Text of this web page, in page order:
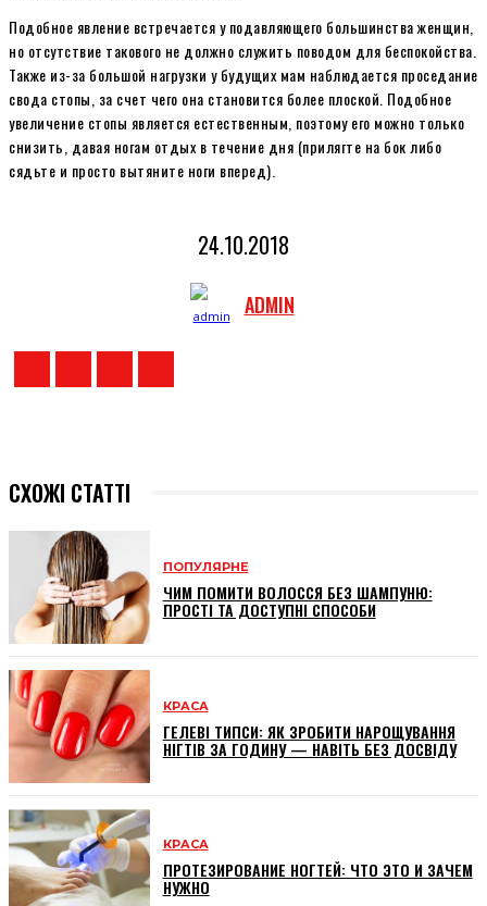
Подобное явление встречается у подавляющего большинства женщин,
но отсутствие такового не должно служить поводом для беспокойства.
Также из-за большой нагрузки у будущих мам наблюдается проседание
свода стопы, за счет чего она становится более плоской. Подобное
увеличение стопы является естественным, поэтому его можно только
снизить, давая ногам отдых в течение дня (прилягте на бок либо
сядьте и просто вытяните ноги вперед).
24.10.2018
ADMIN
СХОЖІ СТАТТІ
ПОПУЛЯРНЕ
ЧИМ ПОМИТИ ВОЛОССЯ БЕЗ ШАМПУНЮ:
ПРОСТІ ТА ДОСТУПНІ СПОСОБИ
КРАСА
ГЕЛЕВІ ТИПСИ: ЯК ЗРОБИТИ НАРОЩУВАННЯ
НІГТІВ ЗА ГОДИНУ — НАВІТЬ БЕЗ ДОСВІДУ
КРАСА
ПРОТЕЗИРОВАНИЕ НОГТЕЙ: ЧТО ЭТО И ЗАЧЕМ
НУЖНО